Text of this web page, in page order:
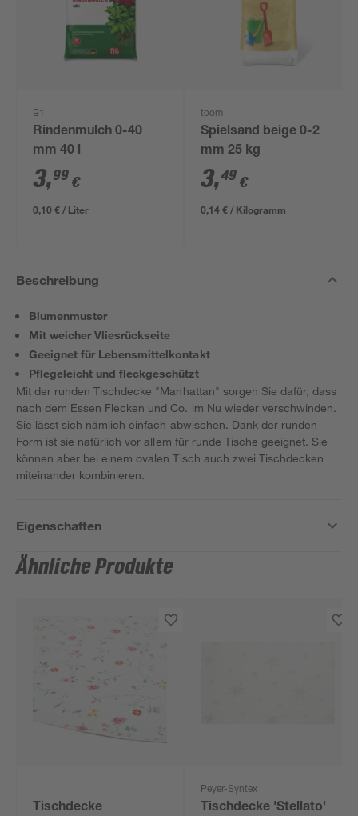
B1
Rindenmulch 0-40
mm 40 l
3,99 €
0,10 € / Liter
toom
Spielsand beige 0-2
mm 25 kg
3,49 €
0,14 € / Kilogramm
Beschreibung
Blumenmuster
Mit weicher Vliesrückseite
Geeignet für Lebensmittelkontakt
Pflegeleicht und fleckgeschützt
Mit der runden Tischdecke "Manhattan" sorgen Sie dafür, dass
nach dem Essen Flecken und Co. im Nu wieder verschwinden.
Sie lässt sich nämlich einfach abwischen. Dank der runden
Form ist sie natürlich vor allem für runde Tische geeignet. Sie
können aber bei einem ovalen Tisch auch zwei Tischdecken
miteinander kombinieren.
Eigenschaften
Ähnliche Produkte
Tischdecke
Peyer-Syntex
Tischdecke 'Stellato'